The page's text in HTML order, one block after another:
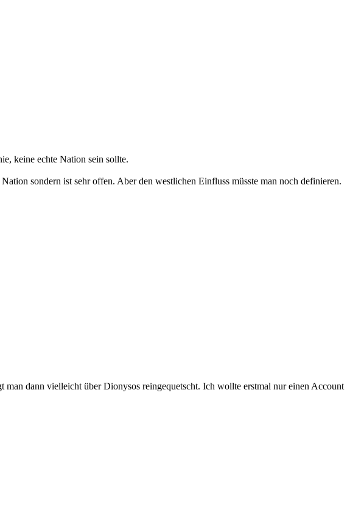
keine echte Nation sein sollte.
sondern ist sehr offen. Aber den westlichen Einfluss müsste man noch definieren.
dann vielleicht über Dionysos reingequetscht. Ich wollte erstmal nur einen Account